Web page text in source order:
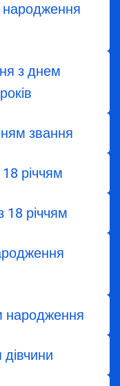
народження
з днем
звання
річчям
18 річчям
народження